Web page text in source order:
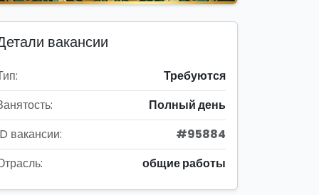
вакансии
Требуются
Полный день
вакансии:
#95884
общие работы